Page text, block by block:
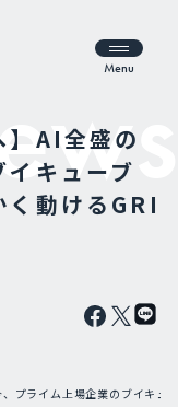
Menu
】AI全盛の
キューブ
く動けるGRI
、プライム上場企業のブイキ